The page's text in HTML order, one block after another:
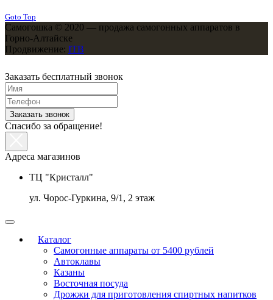
Goto Top
Самогошка © 2020 — продажа самогонных аппаратов в
Горно-Алтайске
Продвижение: ITB
Заказать бесплатный звонок
Заказать звонок
Спасибо за обращение!
Адреса магазинов
ТЦ "Кристалл"
ул. Чорос-Гуркина, 9/1, 2 этаж
Каталог
Самогонные аппараты от 5400 рублей
Автоклавы
Казаны
Восточная посуда
Дрожжи для приготовления спиртных напитков